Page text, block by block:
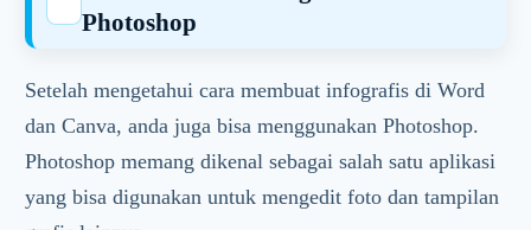
Photoshop
Setelah mengetahui cara membuat infografis di Word
dan Canva, anda juga bisa menggunakan Photoshop.
Photoshop memang dikenal sebagai salah satu aplikasi
yang bisa digunakan untuk mengedit foto dan tampilan